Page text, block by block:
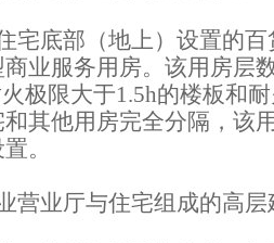
宅底部（地上）设置的
业服务用房。该用房层
极限大于1.5h的楼板和
其他用房完全分隔，该
。
营业厅与住宅组成的高层